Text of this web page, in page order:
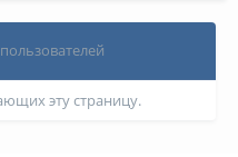
эту страницу.